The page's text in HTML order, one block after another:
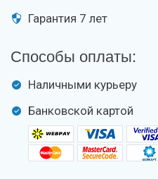
Гарантия 7 лет
Способы оплаты:
Наличными курьеру
Банковской картой